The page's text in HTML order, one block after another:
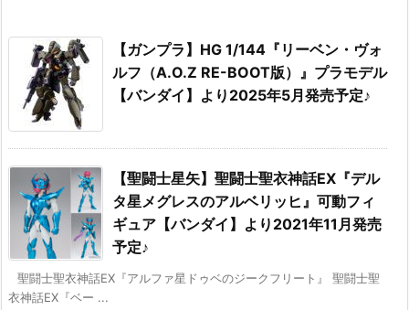
【ガンプラ】HG 1/144『リーベン・ヴォ
ルフ（A.O.Z RE-BOOT版）』プラモデル
【バンダイ】より2025年5月発売予定♪
【聖闘士星矢】聖闘士聖衣神話EX『デル
タ星メグレスのアルベリッヒ』可動フィ
ギュア【バンダイ】より2021年11月発売
予定♪
聖闘士聖衣神話EX『アルファ星ドゥベのジークフリート』 聖闘士聖
衣神話EX『ベー ...